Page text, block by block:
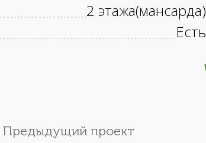
2 этажа(мансарда)
Есть
Предыдущий проект